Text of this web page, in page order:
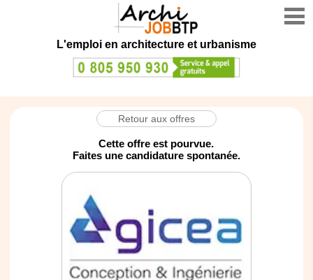
L'emploi en architecture et urbanisme
Retour aux offres
Cette offre est pourvue.
Faites une candidature spontanée.